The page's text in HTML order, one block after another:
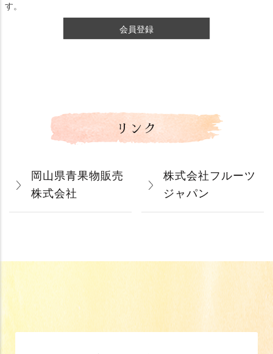
す。
会員登録
リンク
岡山県青果物販売
株式会社
株式会社フルーツ
ジャパン